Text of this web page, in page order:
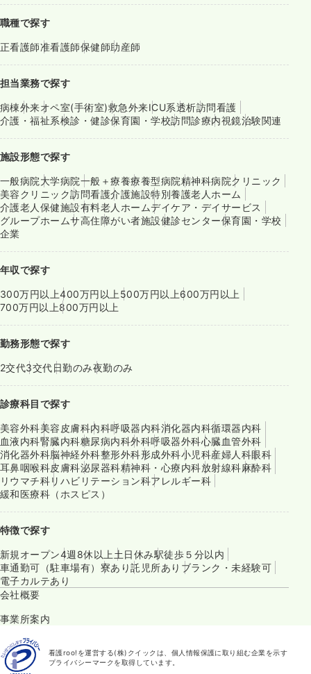
職種で探す
正看護師准看護師保健師助産師
担当業務で探す
病棟外来オペ室(手術室)救急外来ICU系透析訪問看護
介護・福祉系検診・健診保育園・学校訪問診療内視鏡治験関連
施設形態で探す
一般病院大学病院一般＋療養療養型病院精神科病院クリニック
美容クリニック訪問看護介護施設特別養護老人ホーム
介護老人保健施設有料老人ホームデイケア・デイサービス
グループホームサ高住障がい者施設健診センター保育園・学校
企業
年収で探す
300万円以上400万円以上 500万円以上600万円以上
700万円以上800万円以上
勤務形態で探す
2交代3交代日勤のみ夜勤のみ
診療科目で探す
美容外科美容皮膚科内科呼吸器内科消化器内科循環器内科
血液内科腎臓内科糖尿病内科外科呼吸器外科心臓血管外科
消化器外科脳神経外科整形外科形成外科小児科産婦人科眼科
耳鼻咽喉科皮膚科泌尿器科精神科・心療内科放射線科麻酔科
リウマチ科リハビリテーション科アレルギー科
緩和医療科（ホスピス）
特徴で探す
新規オープン4週8休以上 土日休み駅徒歩５分以内
車通勤可（駐車場有） 寮あり託児所あり ブランク・未経験可
電子カルテあり
会社概要
事業所案内
看護roo!を運営する(株)クイックは、個人情報保護に取り組む企業を示す
プライバシーマークを取得しています。